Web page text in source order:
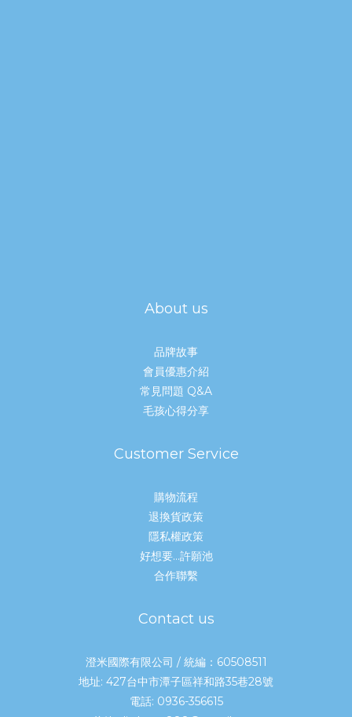
About us
品牌故事
會員優惠介紹
常見問題 Q&A
毛孩心得分享
Customer Service
購物流程
退換貨政策
隱私權政策
好想要...許願池
合作聯繫
Contact us
澄米國際有限公司 / 統編：60508511
地址: 427台中市潭子區祥和路35巷28號
電話: 0936-356615